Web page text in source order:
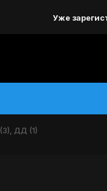
Уже
ДД (1)